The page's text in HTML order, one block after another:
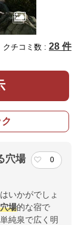
クチコミ数 : 28 件
穴場
0
いかがでしょ
穴場的な宿で
純泉で広く明